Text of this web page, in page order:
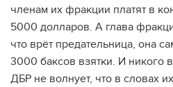
членам их фракции платят в
5000 долларов. А глава
что врёт предательница, она
3000 баксов взятки. И никого
ДБР не волнует, что в словах